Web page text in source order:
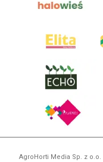
AgroHorti Media Sp. z o.o.